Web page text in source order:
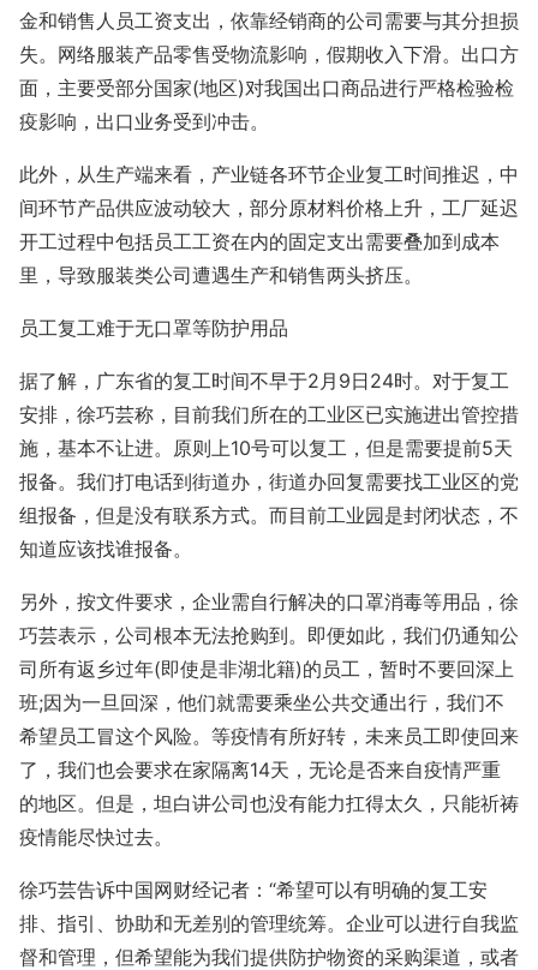
金和销售人员工资支出，依靠经销商的公司需要与其分担损
失。网络服装产品零售受物流影响，假期收入下滑。出口方
面，主要受部分国家(地区)对我国出口商品进行严格检验检
疫影响，出口业务受到冲击。
此外，从生产端来看，产业链各环节企业复工时间推迟，中
间环节产品供应波动较大，部分原材料价格上升，工厂延迟
开工过程中包括员工工资在内的固定支出需要叠加到成本
里，导致服装类公司遭遇生产和销售两头挤压。
员工复工难于无口罩等防护用品
据了解，广东省的复工时间不早于2月9日24时。对于复工
安排，徐巧芸称，目前我们所在的工业区已实施进出管控措
施，基本不让进。原则上10号可以复工，但是需要提前5天
报备。我们打电话到街道办，街道办回复需要找工业区的党
组报备，但是没有联系方式。而目前工业园是封闭状态，不
知道应该找谁报备。
另外，按文件要求，企业需自行解决的口罩消毒等用品，徐
巧芸表示，公司根本无法抢购到。即便如此，我们仍通知公
司所有返乡过年(即使是非湖北籍)的员工，暂时不要回深上
班;因为一旦回深，他们就需要乘坐公共交通出行，我们不
希望员工冒这个风险。等疫情有所好转，未来员工即使回来
了，我们也会要求在家隔离14天，无论是否来自疫情严重
的地区。但是，坦白讲公司也没有能力扛得太久，只能祈祷
疫情能尽快过去。
徐巧芸告诉中国网财经记者：“希望可以有明确的复工安
排、指引、协助和无差别的管理统筹。企业可以进行自我监
督和管理，但希望能为我们提供防护物资的采购渠道，或者